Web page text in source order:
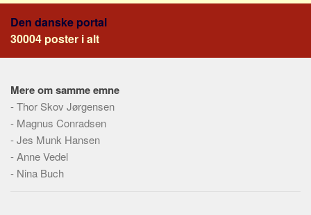
Om
Webstedet
Redigering
Tekstannoncer
Bannere
Hjælp
Den danske portal
30004 poster i alt
Mere om samme emne
-Thor Skov Jørgensen
- Magnus Conradsen
-Jes Munk Hansen
-Anne Vedel
- Nina Buch